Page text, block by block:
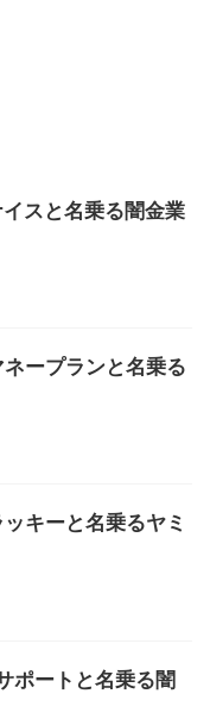
スと名乗る闇金業
ープランと名乗る
キーと名乗るヤミ
ートと名乗る闇